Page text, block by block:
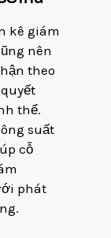
kê giám
nên
theo
thể.
suất
cỗ
phát